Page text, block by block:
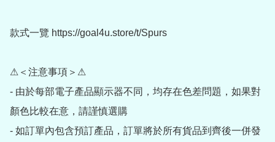
款式一覽 https://goal4u.store/t/Spurs
⚠＜注意事項＞⚠
- 由於每部電子產品顯示器不同，均存在色差問題，如果對
顏色比較在意，請謹慎選購
- 如訂單內包含預訂產品，訂單將於所有貨品到齊後一併發